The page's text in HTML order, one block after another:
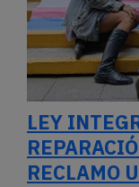
LEY
RECLAMO